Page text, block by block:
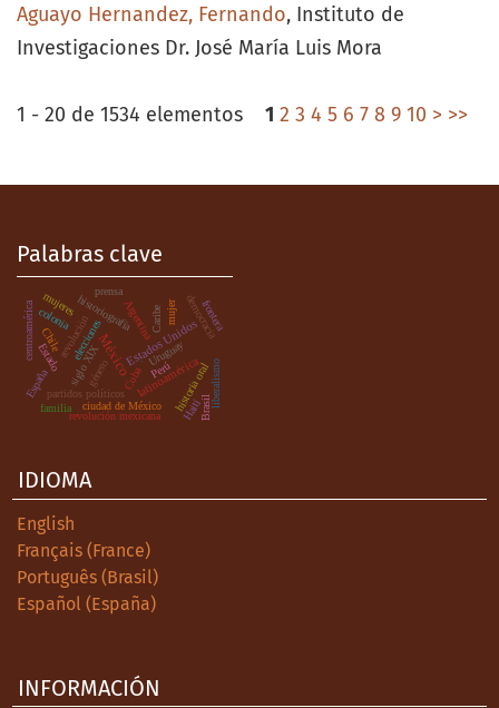
Aguayo Hernandez, Fernando, Instituto de
Investigaciones Dr. José María Luis Mora
1 - 20 de 1534 elementos 1 2 3 4 5 6 7 8 9 10 > >>
Palabras clave
MéxicoEstados Unidos
latinoamérica
siglo XIX
Argentina
partidos políticos
democracia
elecciones
historiografía
historia oralliberalismo
Caribe
revolución
Estado género
colonia
España Cuba
ciudad de México
centroamérica Uruguay
prensa
Chile
mujer
Brasil
frontera
Haití
.
Perú
revolución mexicana
familia
mujeres
IDIOMA
English
Français (France)
Português (Brasil)
Español (España)
INFORMACIÓN